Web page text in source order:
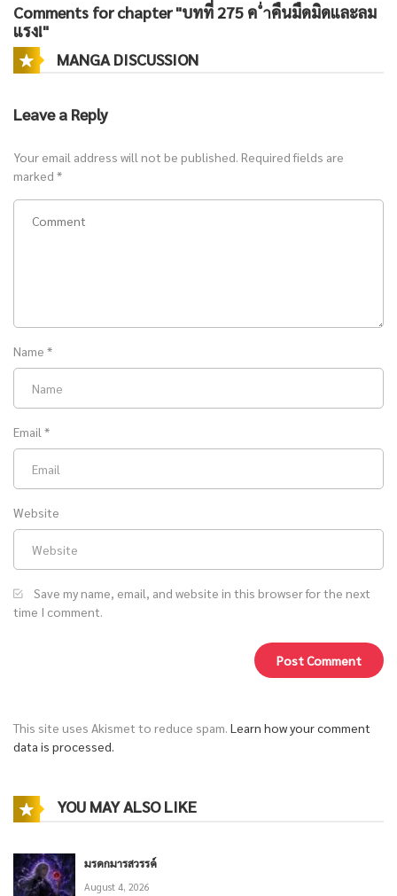
Comments for chapter "บทที่ 275 ค ่ำคืนมืดมิดและลม
แรง!"
MANGA DISCUSSION
Leave a Reply
Your email address will not be published. Required fields are
marked *
Name *
Email *
Website
Save my name, email, and website in this browser for the next
time I comment.
This site uses Akismet to reduce spam. Learn how your comment
data is processed.
YOU MAY ALSO LIKE
มรดกมารสวรรค์
August 4, 2026